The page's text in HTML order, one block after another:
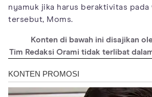
nyamuk jika harus beraktivitas pada
tersebut, Moms.
Konten di bawah ini disajikan
Tim Redaksi Orami tidak terlibat